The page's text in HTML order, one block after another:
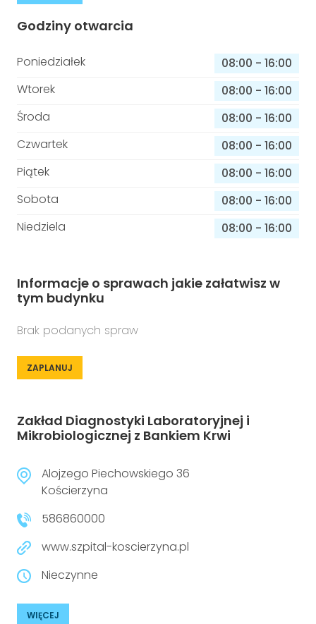
Godziny otwarcia
Poniedziałek 08:00 - 16:00
Wtorek
08:00 - 16:00
Środa
08:00 - 16:00
Czwartek
08:00 - 16:00
Piątek
08:00 - 16:00
Sobota
08:00 - 16:00
Niedziela
08:00 - 16:00
Informacje o sprawach jakie załatwisz w
tym budynku
Brak podanych spraw
ZAPLANUJ
Zakład Diagnostyki Laboratoryjnej i
Mikrobiologicznej z Bankiem Krwi
Alojzego Piechowskiego 36
Kościerzyna
586860000
www.szpital-koscierzyna.pl
Nieczynne
WIĘCEJ